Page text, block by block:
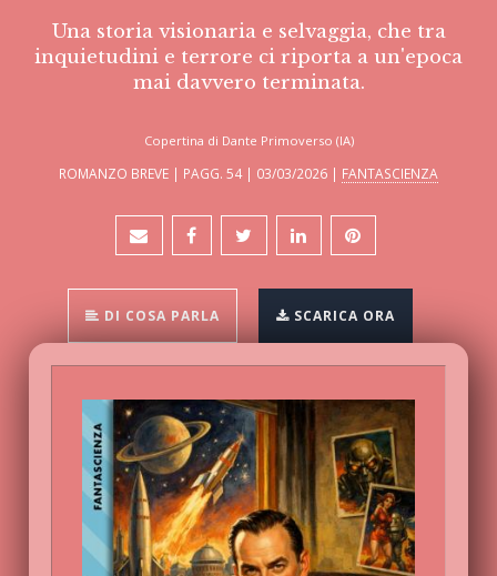
Una storia visionaria e selvaggia, che tra
inquietudini e terrore ci riporta a un'epoca
mai davvero terminata.
Copertina di Dante Primoverso (IA)
ROMANZO BREVE | PAGG. 54 | 03/03/2026 | FANTASCIENZA
DI COSA PARLA SCARICA ORA